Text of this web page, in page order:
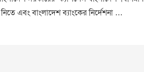
এবং বাংলাদেশ ব্যাংকের নির্দেশনা …